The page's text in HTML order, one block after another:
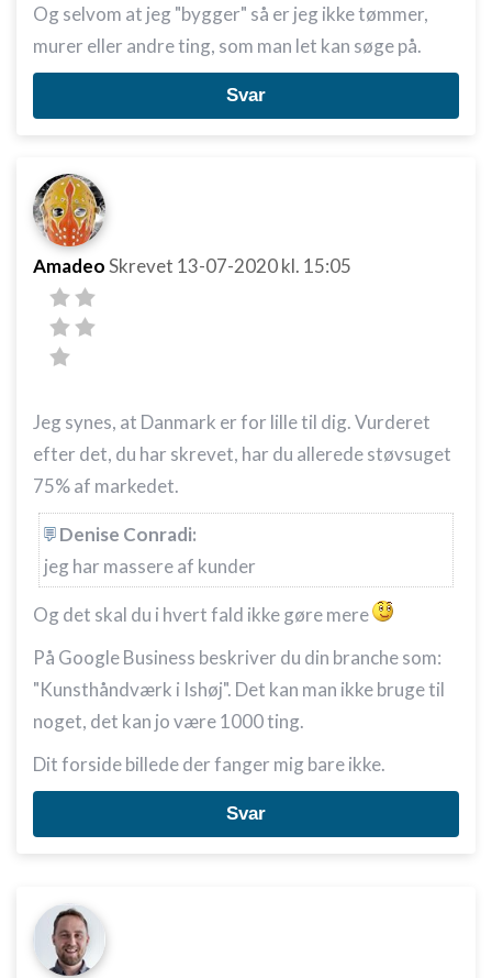
Og selvom at jeg "bygger" så er jeg ikke tømmer,
murer eller andre ting, som man let kan søge på.
Svar
AmadeoSkrevet 13-07-2020kl. 15:05
Jeg synes, at Danmark er for lille til dig. Vurderet
efter det, du har skrevet, har du allerede støvsuget
75% af markedet.
Denise Conradi:
jeg har massere af kunder
Og det skal du i hvert fald ikke gøre mere
På Google Business beskriver du din branche som:
"Kunsthåndværk i Ishøj". Det kan man ikke bruge til
noget, det kan jo være 1000 ting.
Dit forside billede der fanger mig bare ikke.
Svar